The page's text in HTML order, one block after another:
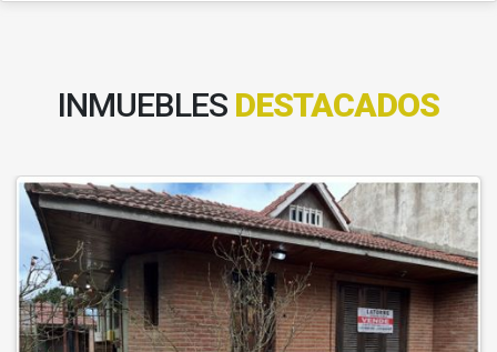
INMUEBLES DESTACADOS